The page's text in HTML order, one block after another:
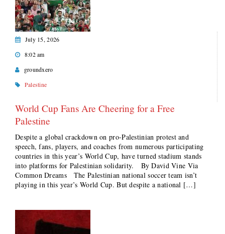
July 15, 2026
8:02 am
groundxero
Palestine
World Cup Fans Are Cheering for a Free
Palestine
Despite a global crackdown on pro-Palestinian protest and
speech, fans, players, and coaches from numerous participating
countries in this year’s World Cup, have turned stadium stands
into platforms for Palestinian solidarity. By David Vine Via
Common Dreams The Palestinian national soccer team isn’t
playing in this year’s World Cup. But despite a national […]